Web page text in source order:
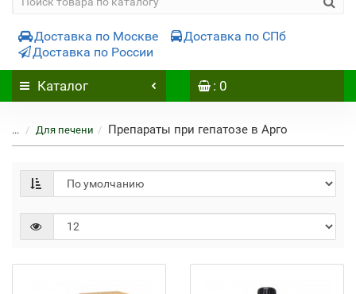
Доставка по Москве
Доставка по СПб
Доставка по России
Каталог : 0
... Для печени Препараты при гепатозе в Арго